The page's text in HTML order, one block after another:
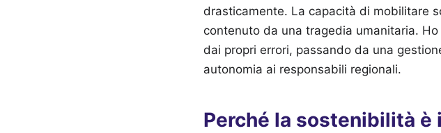
drasticamente. La capacità di mobilitare
contenuto da una tragedia umanitaria.
dai propri errori, passando da una
autonomia ai responsabili regionali.
Perché la sostenibilità è